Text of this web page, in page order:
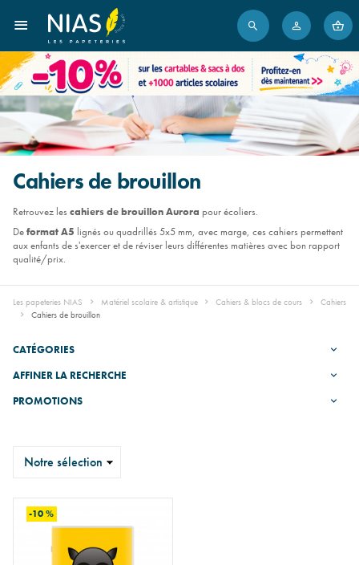
Cahiers de brouillon
Retrouvez lescahiers de brouillonAurora pour écoliers.
Deformat A5 lignés ou quadrillés 5x5 mm, avec marge, ces cahiers permettent
aux enfants de s'exercer et de réviser leurs différentes matières avec bon rapport
qualité/prix.
Les papeteries NIAS Matériel scolaire & artistique Cahiers & blocs de cours
Cahiers
Cahiers de brouillon
CATÉGORIES
AFFINER LA RECHERCHE
PROMOTIONS
-10 %